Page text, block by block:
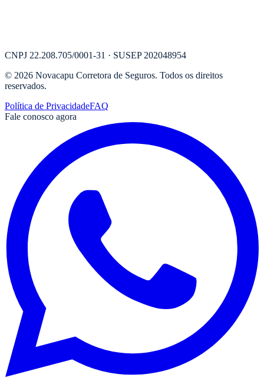
CNPJ 22.208.705/0001-31 · SUSEP 202048954
© 2026 Novacapu Corretora de Seguros. Todos os direitos
reservados.
Política de PrivacidadeFAQ
Fale conosco agora